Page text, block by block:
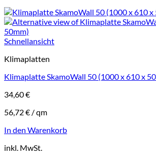
Schnellansicht
Klimaplatten
Klimaplatte SkamoWall 50 (1000 x 610 x
34,60€
56,72€ /qm
In den Warenkorb
inkl. MwSt.